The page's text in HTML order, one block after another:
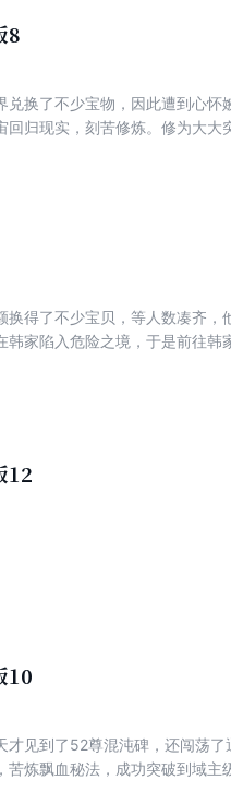
8
兑换了不少宝物，因此遭到心
回归现实，刻苦修炼。修为大
换得了不少宝贝，等人数凑齐
韩家陷入危险之境，于是前往
12
10
才见到了52尊混沌碑，还闯荡
苦炼飘血秘法，成功突破到域主